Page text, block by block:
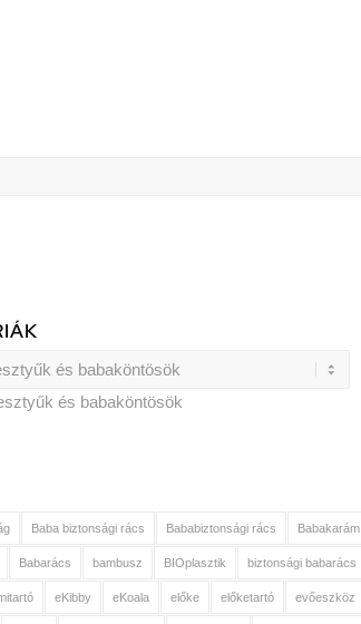
és babaköntösök
Baba biztonsági rács Bababiztonsági rács Babakarám
Babarács bambusz BIOplasztik biztonsági babarács
eKibby eKoala előke előketartó evőeszköz